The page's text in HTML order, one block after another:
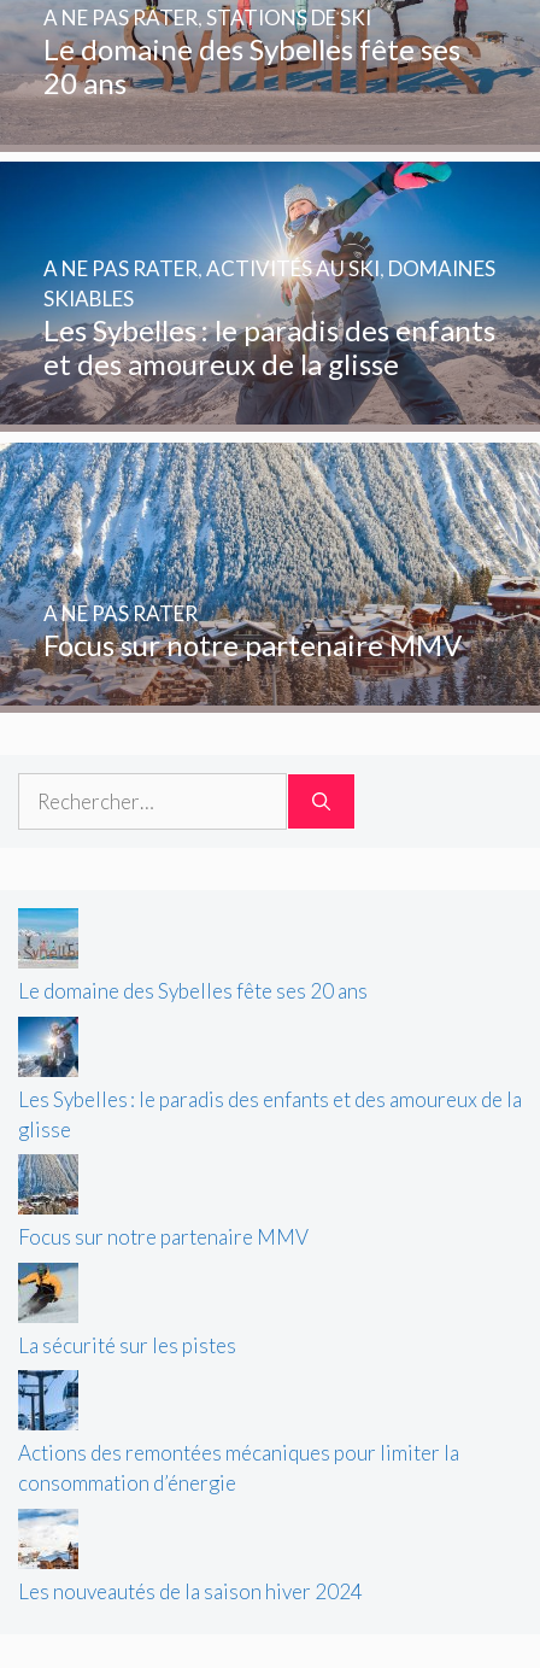
Le domaine des Sybelles fête ses
20 ans
A NE PAS RATER,STATIONS DE SKI
Les Sybelles : le paradis des enfants
et des amoureux de la glisse
A NE PAS RATER,ACTIVITÉS AU SKI, DOMAINES
SKIABLES
Focus sur notre partenaire MMV
A NE PAS RATER
Le domaine des Sybelles fête ses 20 ans
Les Sybelles : le paradis des enfants et des amoureux de la
glisse
Focus sur notre partenaire MMV
La sécurité sur les pistes
Actions des remontées mécaniques pour limiter la
consommation d’énergie
Les nouveautés de la saison hiver 2024